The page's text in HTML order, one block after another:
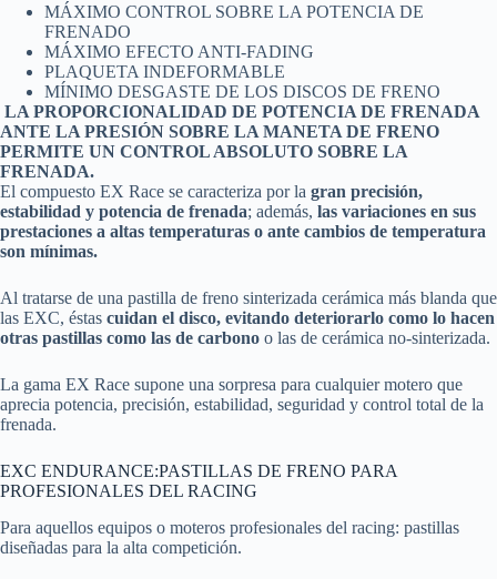
MÁXIMO CONTROL SOBRE LA POTENCIA DE
FRENADO
MÁXIMO EFECTO ANTI-FADING
PLAQUETA INDEFORMABLE
MÍNIMO DESGASTE DE LOS DISCOS DE FRENO
LA PROPORCIONALIDAD DE POTENCIA DE FRENADA
ANTE LA PRESIÓN SOBRE LA MANETA DE FRENO
PERMITE UN CONTROL ABSOLUTO SOBRE LA
FRENADA.
El compuesto EX Race se caracteriza por la gran precisión,
estabilidad y potencia de frenada; además, las variaciones en sus
prestaciones a altas temperaturas o ante cambios de temperatura
son mínimas.
Al tratarse de una pastilla de freno sinterizada cerámica más blanda que
las EXC, éstas cuidan el disco, evitando deteriorarlo como lo hacen
otras pastillas como las de carbono o las de cerámica no-sinterizada.
La gama EX Race supone una sorpresa para cualquier motero que
aprecia potencia, precisión, estabilidad, seguridad y control total de la
frenada.
EXC ENDURANCE:PASTILLAS DE FRENO PARA
PROFESIONALES DEL RACING
Para aquellos equipos o moteros profesionales del racing: pastillas
diseñadas para la alta competición.